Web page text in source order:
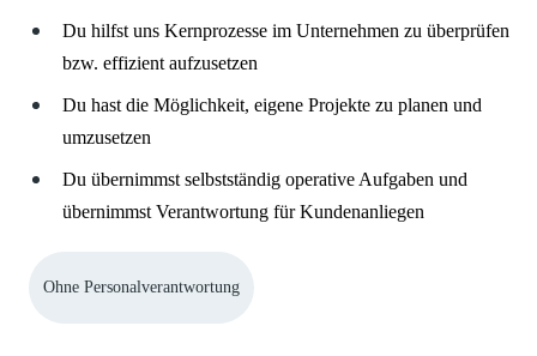
Du hilfst uns Kernprozesse im Unternehmen zu überprüfen
bzw. effizient aufzusetzen
Du hast die Möglichkeit, eigene Projekte zu planen und
umzusetzen
Du übernimmst selbstständig operative Aufgaben und
übernimmst Verantwortung für Kundenanliegen
Ohne Personalverantwortung